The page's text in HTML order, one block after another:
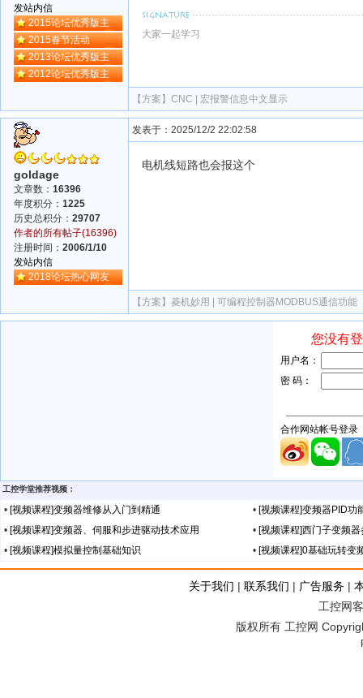
发站内信
2015论坛优秀版主
2015春节活动
2013论坛优秀版主
2012论坛优秀版主
大家一起学习
【方案】 CNC | 宏报警信息中文显示
goldage
文章数： 16396
年度积分： 1225
历史总积分： 29707
作者的所有帖子(16396)
注册时间： 2006/1/10
发站内信
2018论坛热心网友
发表于：2025/12/2 22:02:58
电机线短路也会报这个
【方案】 菱机妙用 | 可编程控制器MODBUS通信功能
工控学堂推荐视频：
• [视频课程]变频器维修从入门到精通 •[视频课程]变频器PID功
• [视频课程]变频器、伺服和步进驱动技术应用 •[视频课程]西门子变频
• [视频课程]模拟量控制基础知识 •[视频课程]0基础玩转变
关于我们 | 联系我们 | 广告服务 |
工控网
版权所有 工控网